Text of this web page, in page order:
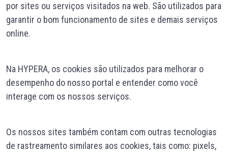
por sites ou serviços visitados na web. São utilizados para
garantir o bom funcionamento de sites e demais serviços
online.
Na HYPERA, os cookies são utilizados para melhorar o
desempenho do nosso portal e entender como você
interage com os nossos serviços.
Os nossos sites também contam com outras tecnologias
de rastreamento similares aos cookies, tais como: pixels,